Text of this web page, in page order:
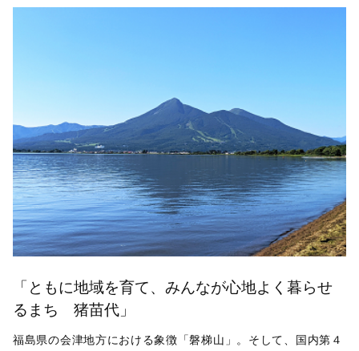
「ともに地域を育て、みんなが心地よく暮らせ
るまち 猪苗代」
福島県の会津地方における象徴「磐梯山」。そして、国内第４